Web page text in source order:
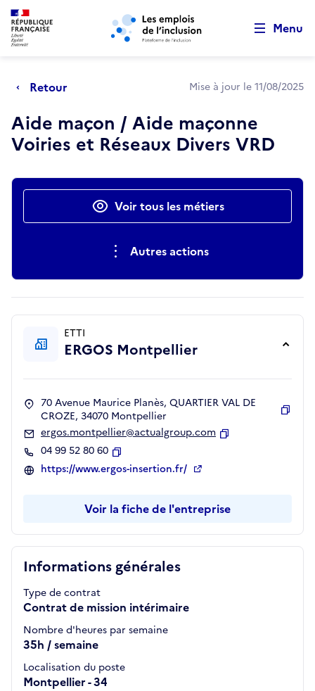
Aller au menu principal Aller au contenu principal
Menu
Retour Mise à jour le 11/08/2025
Aide maçon / Aide maçonne
Voiries et Réseaux Divers VRD
Actions rapidesVoir tous les métiers
Autres actions
Informations générales
Type de contrat
Contrat de mission intérimaire
Nombre d'heures par semaine
35h / semaine
Localisation du poste
Montpellier - 34
ETTI
ERGOS Montpellier
70 Avenue Maurice Planès, QUARTIER VAL DE
CROZE, 34070 Montpellier
ergos.montpellier@actualgroup.com
04 99 52 80 60
Copier
https://www.ergos-insertion.fr/
Voir la fiche de l'entreprise
Retour au début de la page
Panneau de gestion des cookies